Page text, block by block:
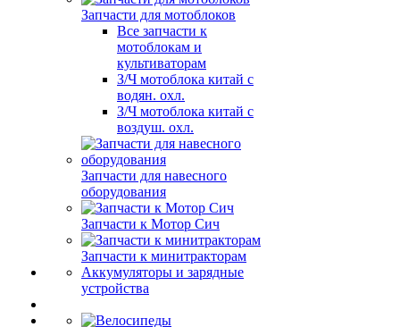
Запчасти для мотоблоков
Все запчасти к
мотоблокам и
культиваторам
З/Ч мотоблока китай с
водян. охл.
З/Ч мотоблока китай с
воздуш. охл.
Запчасти для навесного
оборудования
Запчасти к Мотор Сич
Запчасти к минитракторам
Аккумуляторы и зарядные
устройства